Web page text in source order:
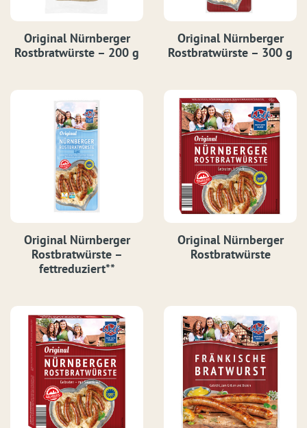
Original Nürnberger
Rostbratwürste – 200 g
Original Nürnberger
Rostbratwürste – 300 g
Original Nürnberger
Rostbratwürste –
fettreduziert**
Original Nürnberger
Rostbratwürste